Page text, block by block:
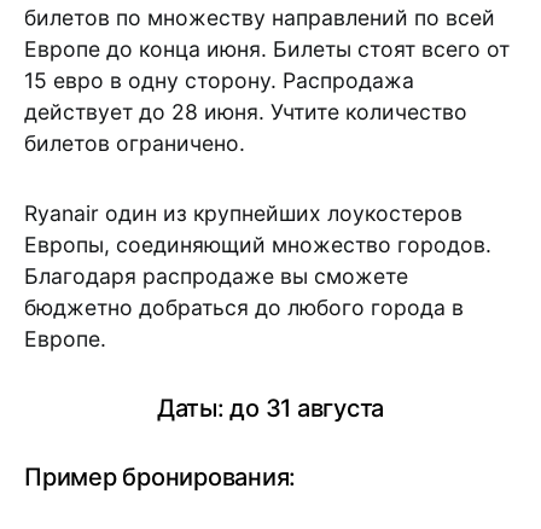
билетов по множеству направлений по всей
Европе до конца июня. Билеты стоят всего от
15 евро в одну сторону. Распродажа
действует до 28 июня. Учтите количество
билетов ограничено.
Ryanair один из крупнейших лоукостеров
Европы, соединяющий множество городов.
Благодаря распродаже вы сможете
бюджетно добраться до любого города в
Европе.
Даты: до 31 августа
Пример бронирования: